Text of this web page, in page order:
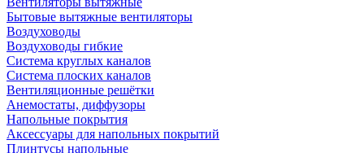
Бытовые вытяжные вентиляторы
Воздуховоды
Воздуховоды гибкие
Система круглых каналов
Система плоских каналов
Вентиляционные решётки
Анемостаты, диффузоры
Напольные покрытия
Аксессуары для напольных покрытий
Плинтусы напольные